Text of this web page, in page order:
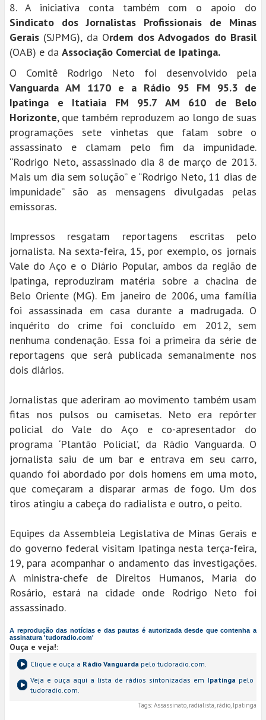
8. A iniciativa conta também com o apoio do
Sindicato dos Jornalistas Profissionais de Minas
Gerais (SJPMG), da Ordem dos Advogados do Brasil
(OAB) e da Associação Comercial de Ipatinga.
O Comitê Rodrigo Neto foi desenvolvido pela
Vanguarda AM 1170 e a Rádio 95 FM 95.3 de
Ipatinga e Itatiaia FM 95.7 AM 610 de Belo
Horizonte, que também reproduzem ao longo de suas
programações sete vinhetas que falam sobre o
assassinato e clamam pelo fim da impunidade.
“Rodrigo Neto, assassinado dia 8 de março de 2013.
Mais um dia sem solução” e “Rodrigo Neto, 11 dias de
impunidade” são as mensagens divulgadas pelas
emissoras.
Impressos resgatam reportagens escritas pelo
jornalista. Na sexta-feira, 15, por exemplo, os jornais
Vale do Aço e o Diário Popular, ambos da região de
Ipatinga, reproduziram matéria sobre a chacina de
Belo Oriente (MG). Em janeiro de 2006, uma família
foi assassinada em casa durante a madrugada. O
inquérito do crime foi concluído em 2012, sem
nenhuma condenação. Essa foi a primeira da série de
reportagens que será publicada semanalmente nos
dois diários.
Jornalistas que aderiram ao movimento também usam
fitas nos pulsos ou camisetas. Neto era repórter
policial do Vale do Aço e co-apresentador do
programa ‘Plantão Policial’, da Rádio Vanguarda. O
jornalista saiu de um bar e entrava em seu carro,
quando foi abordado por dois homens em uma moto,
que começaram a disparar armas de fogo. Um dos
tiros atingiu a cabeça do radialista e outro, o peito.
Equipes da Assembleia Legislativa de Minas Gerais e
do governo federal visitam Ipatinga nesta terça-feira,
19, para acompanhar o andamento das investigações.
A ministra-chefe de Direitos Humanos, Maria do
Rosário, estará na cidade onde Rodrigo Neto foi
assassinado.
A reprodução das notícias e das pautas é autorizada desde que contenha a
assinatura 'tudoradio.com'
Ouça e veja!:
Clique e ouça a Rádio Vanguarda pelo tudoradio.com.
Veja e ouça aqui a lista de rádios sintonizadas em Ipatinga pelo
tudoradio.com.
Tags: Assassinato, radialista, rádio, Ipatinga